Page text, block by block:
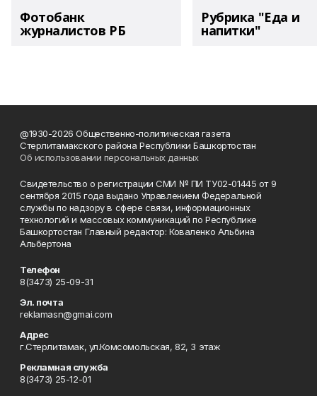
Фотобанк
журналистов РБ
Рубрика "Еда и
напитки"
@1930-2026 Общественно-политическая газета
Стерлитамакского района Республики Башкортостан
Об использовании персональных данных
Свидетельство о регистрации СМИ № ПИ ТУ02-01445 от 9
сентября 2015 года выдано Управлением Федеральной
службы по надзору в сфере связи, информационных
технологий и массовых коммуникаций по Республике
Башкортостан Главный редактор: Коваленко Альбина
Альбертона
Телефон
8(3473) 25-09-31
Эл. почта
reklamasn@gmai.com
Адрес
г.Стерлитамак, ул.Комсомольская, 82, 3 этаж
Рекламная служба
8(3473) 25-12-01